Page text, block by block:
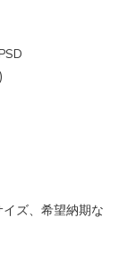
イズ、希望納期な